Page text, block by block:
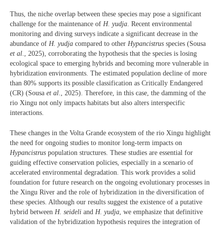
Thus, the niche overlap between these species may pose a significant
challenge for the maintenance of H. yudja. Recent environmental
monitoring and diving surveys indicate a significant decrease in the
abundance of H. yudja compared to other Hypancistrus species (Sousa
et al., 2025), corroborating the hypothesis that the species is losing
ecological space to emerging hybrids and becoming more vulnerable in
hybridization environments. The estimated population decline of more
than 80% supports its possible classification as Critically Endangered
(CR) (Sousa et al., 2025). Therefore, in this case, the damming of the
rio Xingu not only impacts habitats but also alters interspecific
interactions.
These changes in the Volta Grande ecosystem of the rio Xingu highlight
the need for ongoing studies to monitor long-term impacts on
Hypancistrus population structures. These studies are essential for
guiding effective conservation policies, especially in a scenario of
accelerated environmental degradation. This work provides a solid
foundation for future research on the ongoing evolutionary processes in
the Xingu River and the role of hybridization in the diversification of
these species. Although our results suggest the existence of a putative
hybrid between H. seideli and H. yudja , we emphasize that definitive
validation of the hybridization hypothesis requires the integration of